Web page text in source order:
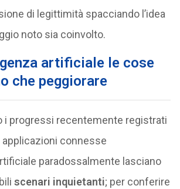
di legittimità spacciando l’idea
noto sia coinvolto.
artificiale le cose
che peggiorare
i progressi recentemente registrati
connesse
paradossalmente lasciano
scenari inquietanti; per conferire